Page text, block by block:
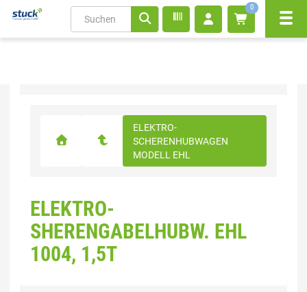
0
ELEKTRO-
SCHERENHUBWAGEN
MODELL EHL
ELEKTRO-
SHERENGABELHUBW. EHL
1004, 1,5T